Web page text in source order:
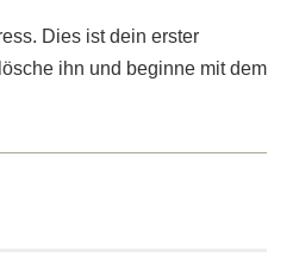
Dies ist dein erster
ihn und beginne mit dem